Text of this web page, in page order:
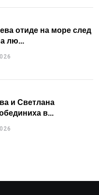
отиде на море след
лю...
и Светлана
в...